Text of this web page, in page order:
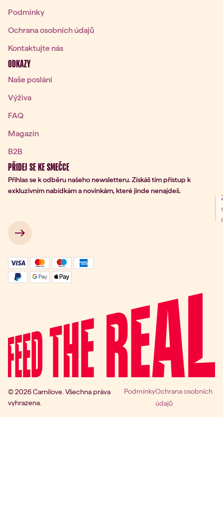
Podmínky
Ochrana osobních údajů
Kontaktujte nás
ODKAZY
Naše poslání
Výživa
FAQ
Magazín
B2B
PŘIDEJ SE KE SMEČCE
Přihlas se k odběru našeho newsletteru. Získáš tím přístup k
exkluzivním nabídkám a novinkám, které jinde nenajdeš.
k odběru
→
© 2026 Carnilove. Všechna práva
vyhrazena.
PodmínkyOchrana osobních
údajů